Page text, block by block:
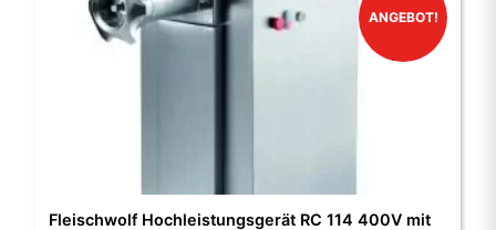
ANGEBOT!
Fleischwolf Hochleistungsgerät RC 114 400V mit